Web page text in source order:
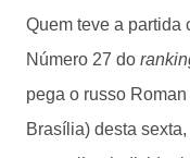
Quem teve a partida
Número 27 do
pega o russo
Brasília) desta